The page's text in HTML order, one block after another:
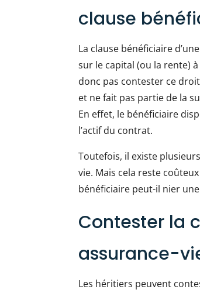
clause
La clause bénéficiaire
sur le capital (ou la rente)
donc pas contester ce
et ne fait pas partie de la
En effet, le bénéficiaire
l’actif du contrat.
Toutefois, il existe
vie. Mais cela reste
bénéficiaire peut-il nier
Contester la
assurance-
Les héritiers peuvent